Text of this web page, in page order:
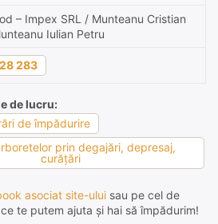
– Impex SRL / Munteanu Cristian
Iulian Petru
283
de lucru:
de împădurire
prin degajări, depresaj,
curăţări
asociat site-ului sau pe cel de
te putem ajuta și hai să împădurim!